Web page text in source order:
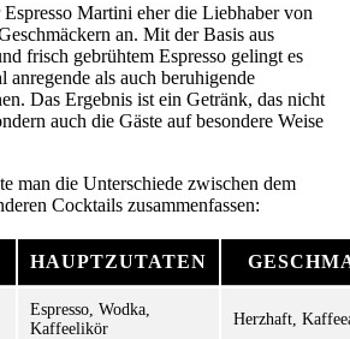
Martini eher die Liebhaber von
an. Mit der Basis aus
frisch gebrühtem Espresso gelingt es
als auch beruhigende
Das Ergebnis ist ein Getränk, das nicht
auch die Gäste auf besondere Weise
man die Unterschiede zwischen dem
Cocktails zusammenfassen:
HAUPTZUTATEN
Espresso, Wodka,
Kaffeelikör
Herzhaft,